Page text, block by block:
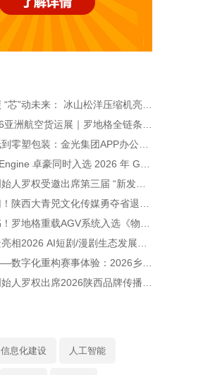
信息化建设 人工智能